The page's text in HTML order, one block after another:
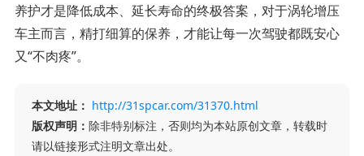
养护才是降低成本、延长寿命的终极答案，对于涡轮增压
车主而言，精打细算的保养，才能让每一次驾驶都既安心
又“不肉疼”。
本文地址： http://31spcar.com/31370.html
版权声明： 除非特别标注，否则均为本站原创文章，转载时
请以链接形式注明文章出处。